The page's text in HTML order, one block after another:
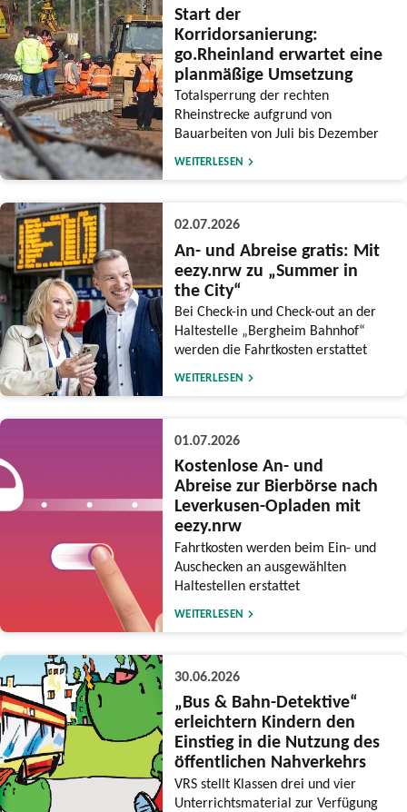
Start der
Korridorsanierung:
go.Rheinland erwartet eine
planmäßige Umsetzung
Totalsperrung der rechten
Rheinstrecke aufgrund von
Bauarbeiten von Juli bis Dezember
WEITERLESEN
02.07.2026
An- und Abreise gratis: Mit
eezy.nrw zu „Summer in
the City“
Bei Check-in und Check-out an der
Haltestelle „Bergheim Bahnhof“
werden die Fahrtkosten erstattet
WEITERLESEN
01.07.2026
Kostenlose An- und
Abreise zur Bierbörse nach
Leverkusen-Opladen mit
eezy.nrw
Fahrtkosten werden beim Ein- und
Auschecken an ausgewählten
Haltestellen erstattet
WEITERLESEN
30.06.2026
„Bus & Bahn-Detektive“
erleichtern Kindern den
Einstieg in die Nutzung des
öffentlichen Nahverkehrs
VRS stellt Klassen drei und vier
Unterrichtsmaterial zur Verfügung